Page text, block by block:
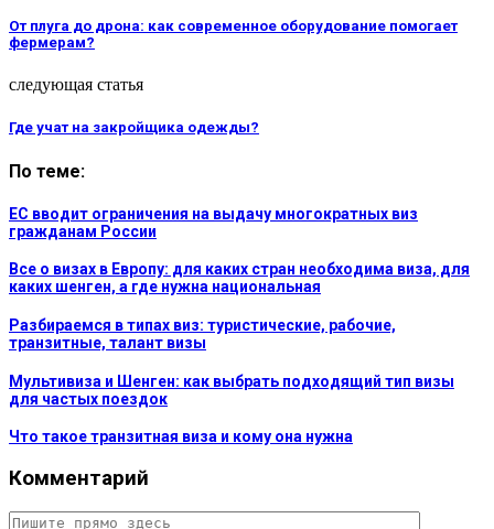
От плуга до дрона: как современное оборудование помогает
фермерам?
следующая статья
Где учат на закройщика одежды?
По теме:
ЕС вводит ограничения на выдачу многократных виз
гражданам России
Все о визах в Европу: для каких стран необходима виза, для
каких шенген, а где нужна национальная
Разбираемся в типах виз: туристические, рабочие,
транзитные, талант визы
Мультивиза и Шенген: как выбрать подходящий тип визы
для частых поездок
Что такое транзитная виза и кому она нужна
Комментарий